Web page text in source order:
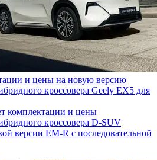
и цены на новую версию
кроссовера Geely EX5 для
комплектации и цены
кроссовера D-SUV
версии EM-R с последовательной